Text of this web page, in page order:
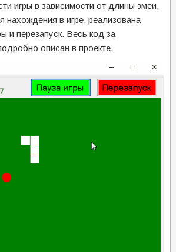
игры в зависимости от длины змеи,
нахождения в игре, реализована
и перезапуск. Весь код за
описан в проекте.